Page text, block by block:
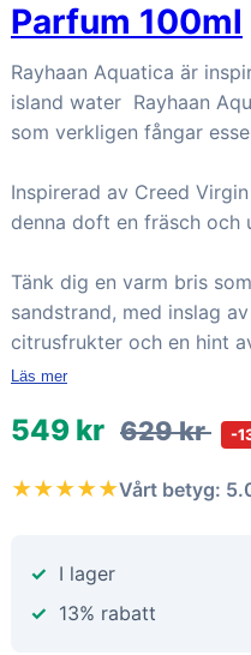
Parfum 100ml
Rayhaan Aquatica är
island water Rayhaan
som verkligen fångar
Inspirerad av Creed
denna doft en fräsch och
Tänk dig en varm bris
sandstrand, med inslag
citrusfrukter och en hint
Läs mer
549 kr 629 kr -
★★★★★Vårt betyg:
I lager
13% rabatt